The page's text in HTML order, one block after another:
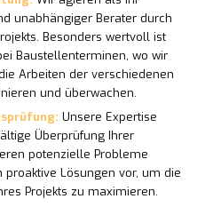
unabhängiger Berater durch
Besonders wertvoll ist
Baustellenterminen, wo wir
Arbeiten der verschiedenen
und überwachen.
Unsere Expertise
Überprüfung Ihrer
potenzielle Probleme
Lösungen vor, um die
Projekts zu maximieren.